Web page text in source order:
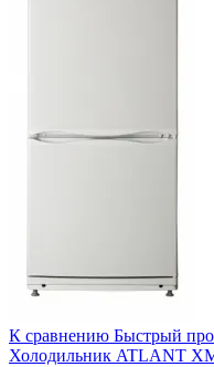
К сравнению Быстрый
Холодильник ATLANT